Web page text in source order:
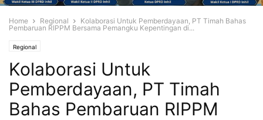
Home Regional
Kolaborasi Untuk Pemberdayaan, PT Timah Bahas
Pembaruan RIPPM Bersama Pemangku Kepentingan di...
Regional
Kolaborasi Untuk
Pemberdayaan, PT Timah
Bahas Pembaruan RIPPM